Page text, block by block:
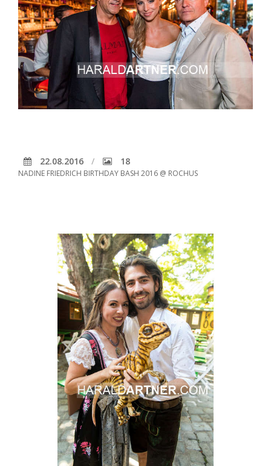
22.08.2016 18
NADINE FRIEDRICH BIRTHDAY BASH 2016 @ ROCHUS